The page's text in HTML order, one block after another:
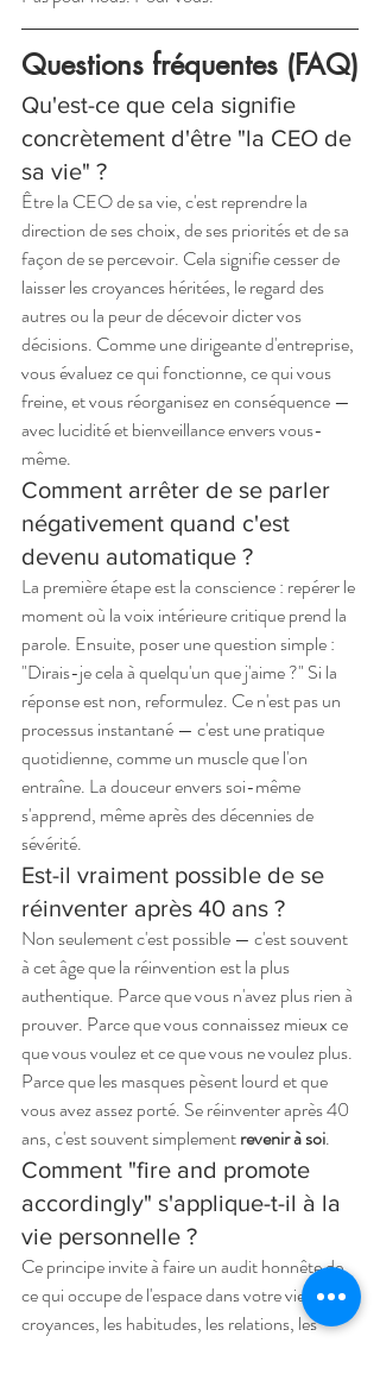
Questions fréquentes (FAQ)
Qu'est-ce que cela signifie
concrètement d'être "la CEO de
sa vie" ?
Être la CEO de sa vie, c'est reprendre la
direction de ses choix, de ses priorités et de sa
façon de se percevoir. Cela signifie cesser de
laisser les croyances héritées, le regard des
autres ou la peur de décevoir dicter vos
décisions. Comme une dirigeante d'entreprise,
vous évaluez ce qui fonctionne, ce qui vous
freine, et vous réorganisez en conséquence —
avec lucidité et bienveillance envers vous-
même.
Comment arrêter de se parler
négativement quand c'est
devenu automatique ?
La première étape est la conscience : repérer le
moment où la voix intérieure critique prend la
parole. Ensuite, poser une question simple :
"Dirais-je cela à quelqu'un que j'aime ?" Si la
réponse est non, reformulez. Ce n'est pas un
processus instantané — c'est une pratique
quotidienne, comme un muscle que l'on
entraîne. La douceur envers soi-même
s'apprend, même après des décennies de
sévérité.
Est-il vraiment possible de se
réinventer après 40 ans ?
Non seulement c'est possible — c'est souvent
à cet âge que la réinvention est la plus
authentique. Parce que vous n'avez plus rien à
prouver. Parce que vous connaissez mieux ce
que vous voulez et ce que vous ne voulez plus.
Parce que les masques pèsent lourd et que
vous avez assez porté. Se réinventer après 40
ans, c'est souvent simplement revenir à soi.
Comment "fire and promote
accordingly" s'applique-t-il à la
vie personnelle ?
Ce principe invite à faire un audit honnête de
ce qui occupe de l'espace dans votre vie : les
croyances, les habitudes, les relations, les